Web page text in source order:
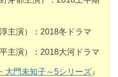
主演）：2018冬ドラマ
主演）：2018大河ドラマ
大門未知子～5シリーズ』